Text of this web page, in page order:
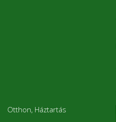
Otthon, Háztartás